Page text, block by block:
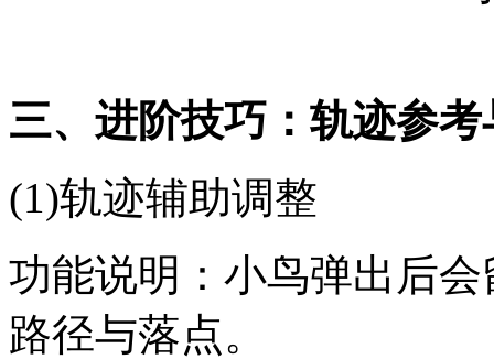
三、进阶技巧：轨迹参
(1)轨迹辅助调整
功能说明：小鸟弹出后
路径与落点。